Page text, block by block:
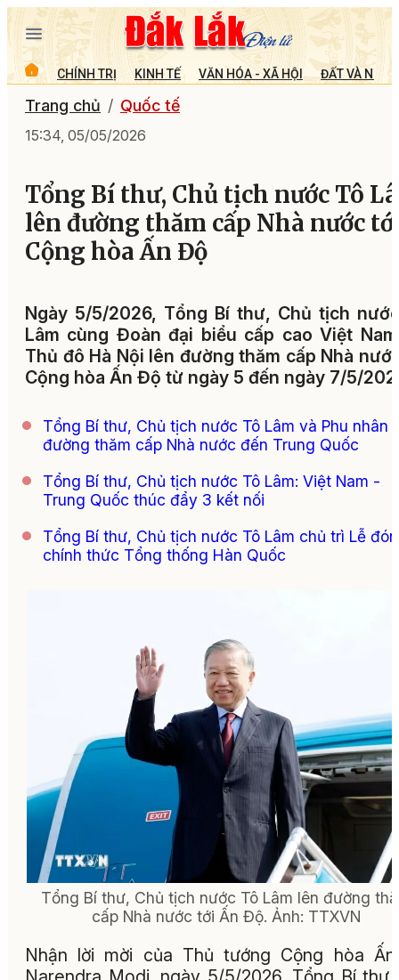
CHÍNH TRỊ KINH TẾ VĂN HÓA - XÃ HỘI ĐẤT VÀ
Trang chủ Quốc tế
15:34, 05/05/2026
Tổng Bí thư, Chủ tịch nước Tô
lên đường thăm cấp Nhà nước
Cộng hòa Ấn Độ
Ngày 5/5/2026, Tổng Bí thư, Chủ tịch
Lâm cùng Đoàn đại biểu cấp cao Việt
Thủ đô Hà Nội lên đường thăm cấp Nhà
Cộng hòa Ấn Độ từ ngày 5 đến ngày 7/5/
Tổng Bí thư, Chủ tịch nước Tô Lâm và Phu nhân
đường thăm cấp Nhà nước đến Trung Quốc
Tổng Bí thư, Chủ tịch nước Tô Lâm: Việt Nam -
Trung Quốc thúc đẩy 3 kết nối
Tổng Bí thư, Chủ tịch nước Tô Lâm chủ trì Lễ đón
chính thức Tổng thống Hàn Quốc
Tổng Bí thư, Chủ tịch nước Tô Lâm lên đường
cấp Nhà nước tới Ấn Độ. Ảnh: TTXVN
Nhận lời mời của Thủ tướng Cộng hòa